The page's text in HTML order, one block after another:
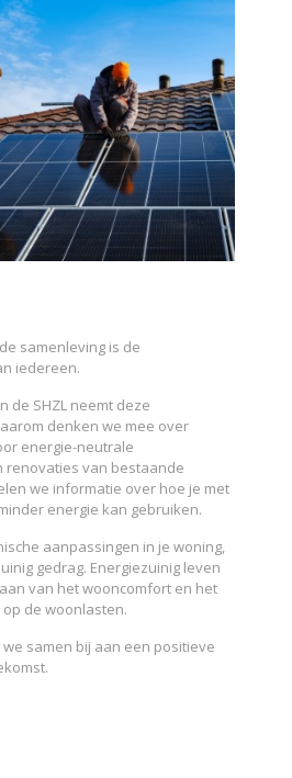
samenleving is de
iedereen.
de SHZL neemt deze
denken we mee over
energie-neutrale
renovaties van bestaande
we informatie over hoe je met
energie kan gebruiken.
aanpassingen in je woning,
gedrag. Energiezuinig leven
van het wooncomfort en het
de woonlasten.
samen bij aan een positieve